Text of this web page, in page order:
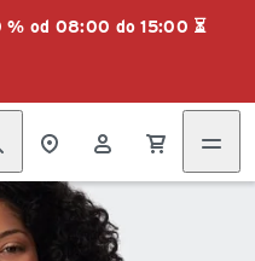
% od 08:00 do 15:00 ⏳